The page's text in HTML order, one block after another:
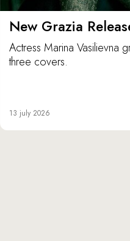
New Grazia
Actress Marina Vasilievna
three covers.
13 july 2026